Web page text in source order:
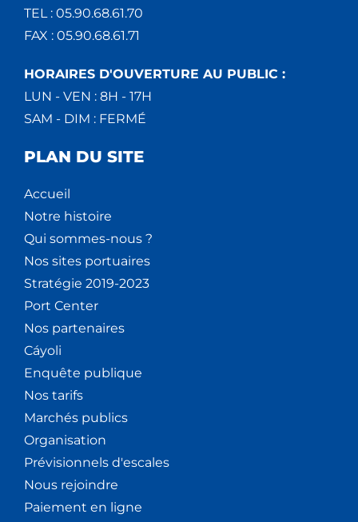
TEL : 05.90.68.61.70
FAX : 05.90.68.61.71
HORAIRES D'OUVERTURE AU PUBLIC :
LUN - VEN : 8H - 17H
SAM - DIM : FERMÉ
PLAN DU SITE
Accueil
Notre histoire
Qui sommes-nous ?
Nos sites portuaires
Stratégie 2019-2023
Port Center
Nos partenaires
Cáyoli
Enquête publique
Nos tarifs
Marchés publics
Organisation
Prévisionnels d'escales
Nous rejoindre
Paiement en ligne